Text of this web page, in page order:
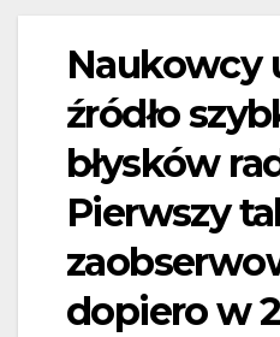
Naukowcy
źródło
błysków
Pierwszy
dopiero w